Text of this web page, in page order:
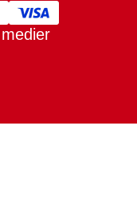
Facebook
SE LinkIn